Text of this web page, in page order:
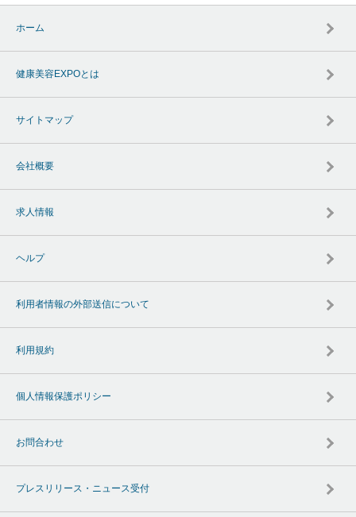
ホーム
健康美容EXPOとは
サイトマップ
会社概要
求人情報
ヘルプ
利用者情報の外部送信について
利用規約
個人情報保護ポリシー
お問合わせ
プレスリリース・ニュース受付